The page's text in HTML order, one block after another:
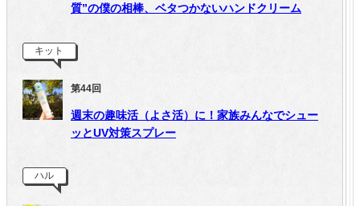
質”の僕の相棒、ベタつかないハンドクリーム
キット
第44回
週末の趣味活（よさ活）に！家族みんなでシュー
ッとUV対策スプレー
ハル